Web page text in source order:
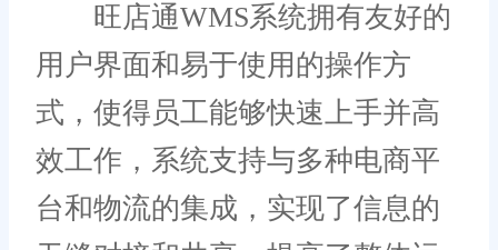
旺店通WMS系统拥有友好的
用户界面和易于使用的操作方
式，使得员工能够快速上手并高
效工作，系统支持与多种电商平
台和物流的集成，实现了信息的